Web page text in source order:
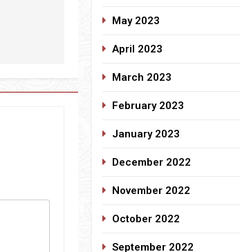
May 2023
April 2023
March 2023
February 2023
January 2023
December 2022
November 2022
October 2022
September 2022